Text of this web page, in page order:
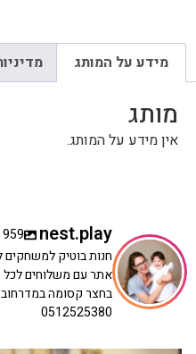
מידע על המותג
מותג
אין מידע על המותג.
nest.play
959
חנות בוטיק למשחקים
אתר עם משלוחים
בחצר קסומה
0512525380